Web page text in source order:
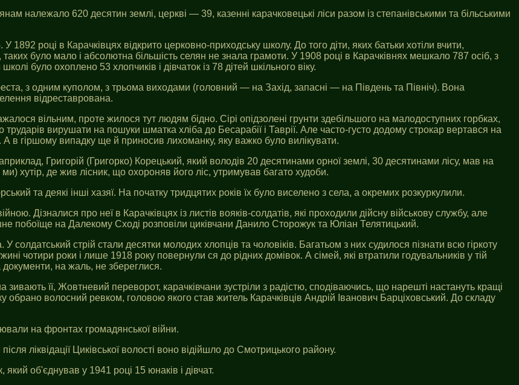
належало 620 десятин землі, церкві — 39, казенні карачковецькі ліси разом із степанівськими та більськими
1892 році в Карачківцях відкрито церковно-приходську школу. До того діти, яких батьки хотіли вчити,
таких було мало і абсолютна більшість селян не знала грамоти. У 1908 році в Карачківнях мешкало 787 осіб, з
було охоплено 53 хлопчиків і дівчаток із 78 дітей шкільного віку.
з одним куполом, з трьома виходами (головний — на Захід, запасні — на Південь та Північ). Вона
відреставрована.
вільним, проте жилося тут людям бідно. Сірі опідзолені грунти здебільшого на малодоступних горбках,
вирушати на пошуки шматка хліба до Бесарабії і Таврії. Але часто-густо додому строкар вертався на
в гіршому випадку ще й приносив лихоманку, яку важко було вилікувати.
Григорій (Григорко) Корецький, який володів 20 десятинами орної землі, 30 десятинами лісу, мав на
хутір, де жив лісник, що охороняв його ліс, утримував багато худоби.
та деякі інші хазяї. На початку тридцятих років їх було виселено з села, а окремих розкуркулили.
Дізналися про неї в Карачківцях із листів вояків-солдатів, які проходили дійсну військову службу, але
побоїще на Далекому Сході розповіли циківчани Данило Сторожук та Юліан Телятицький.
солдатський стрій стали десятки молодих хлопців та чоловіків. Багатьом з них судилося пізнати всю гіркоту
чотири роки і лише 1918 року повернули ся до рідних домівок. А сімей, які втратили годувальників у тій
на жаль, не збереглися.
її, Жовтневий переворот, карачківчани зустріли з радістю, сподіваючись, що нарешті настануть кращі
обрано волосний ревком, головою якого став житель Карачківців Андрій Іванович Барціховський. До складу
на фронтах громадянської війни.
ліквідації Циківської волості воно відійшло до Смотрицького району.
об'єднував у 1941 році 15 юнаків і дівчат.